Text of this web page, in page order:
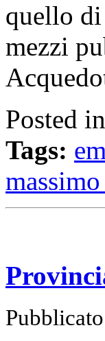
quello
mezzi
Posted in
Tags: